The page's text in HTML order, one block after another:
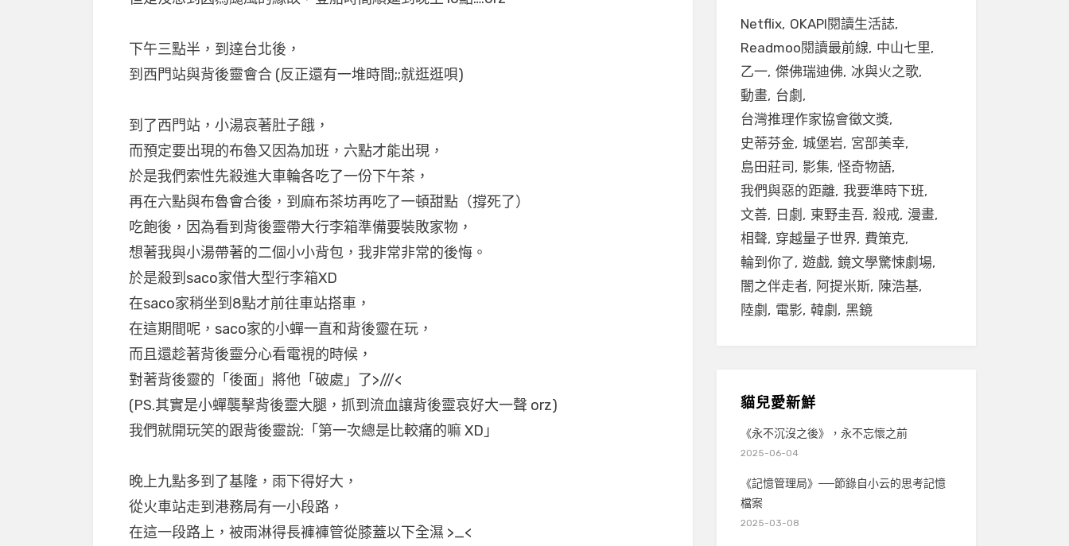
下午三點半，到達台北後，
到西門站與背後靈會合 (反正還有一堆時間;;就逛逛唄)
到了西門站，小湯哀著肚子餓，
而預定要出現的布魯又因為加班，六點才能出現，
於是我們索性先殺進大車輪各吃了一份下午茶，
再在六點與布魯會合後，到麻布茶坊再吃了一頓甜點（撐死了）
吃飽後，因為看到背後靈帶大行李箱準備要裝敗家物，
想著我與小湯帶著的二個小小背包，我非常非常的後悔。
於是殺到saco家借大型行李箱XD
在saco家稍坐到8點才前往車站搭車，
在這期間呢，saco家的小蟬一直和背後靈在玩，
而且還趁著背後靈分心看電視的時候，
對著背後靈的「後面」將他「破處」了>///<
(PS.其實是小蟬襲擊背後靈大腿，抓到流血讓背後靈哀好大一聲 orz)
我們就開玩笑的跟背後靈說:「第一次總是比較痛的嘛 XD」
晚上九點多到了基隆，雨下得好大，
從火車站走到港務局有一小段路，
在這一段路上，被雨淋得長褲褲管從膝蓋以下全濕 >_<
Netflix OKAPI閱讀生活誌
Readmoo閱讀最前線 中山七里
乙一 傑佛瑞迪佛 冰與火之歌
動畫 台劇
台灣推理作家協會徵文獎
史蒂芬金 城堡岩 宮部美幸
島田莊司
影集 怪奇物語
我們與惡的距離 我要準時下班
文善
日劇 東野圭吾 殺戒 漫畫
相聲 穿越量子世界 費策克
輪到你了 遊戲 鏡文學驚悚劇場
闇之伴走者
阿提米斯
陳浩基
陸劇
電影 韓劇 黑鏡
貓兒愛新鮮
《永不沉沒之後》，永不忘懷之前
2025-06-04
《記憶管理局》──節錄自小云的思考記憶
檔案
2025-03-08